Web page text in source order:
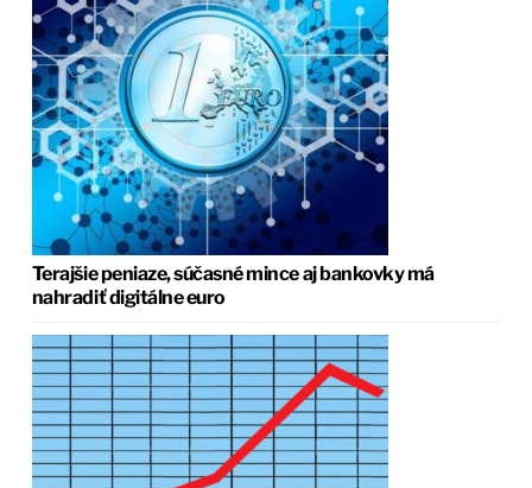
Terajšie peniaze, súčasné mince aj bankovky má
nahradiť digitálne euro